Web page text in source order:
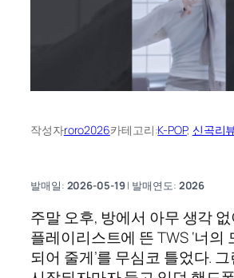
작성자roro2026카테고리:K-POP, 신곡리
발매일: 2026-05-19| 발매연도: 2026
주말 오후, 방에서 아무 생각
플레이리스트에 뜬 TWS ‘너의
되어 줄게’를 무심코 틀었다.